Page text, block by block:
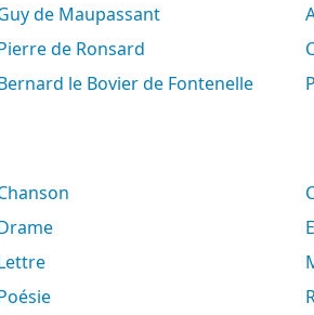
Guy de Maupassant
Pierre de Ronsard
Bernard le Bovier de Fontenelle
Chanson
Drame
Lettre
Poésie